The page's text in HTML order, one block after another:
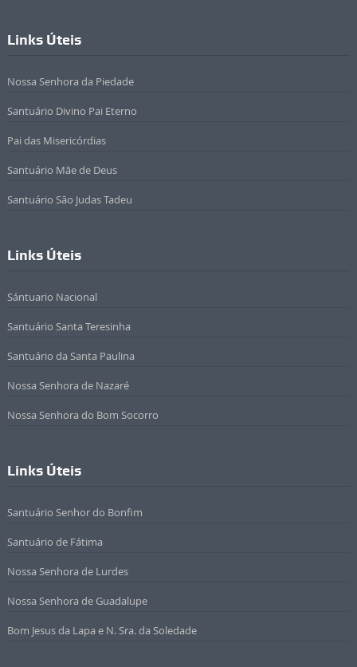
Links Úteis
Nossa Senhora da Piedade
Santuário Divino Pai Eterno
Pai das Misericórdias
Santuário Mãe de Deus
Santuário São Judas Tadeu
Links Úteis
Sántuario Nacional
Santuário Santa Teresinha
Santuário da Santa Paulina
Nossa Senhora de Nazaré
Nossa Senhora do Bom Socorro
Links Úteis
Santuário Senhor do Bonfim
Santuário de Fátima
Nossa Senhora de Lurdes
Nossa Senhora de Guadalupe
Bom Jesus da Lapa e N. Sra. da Soledade